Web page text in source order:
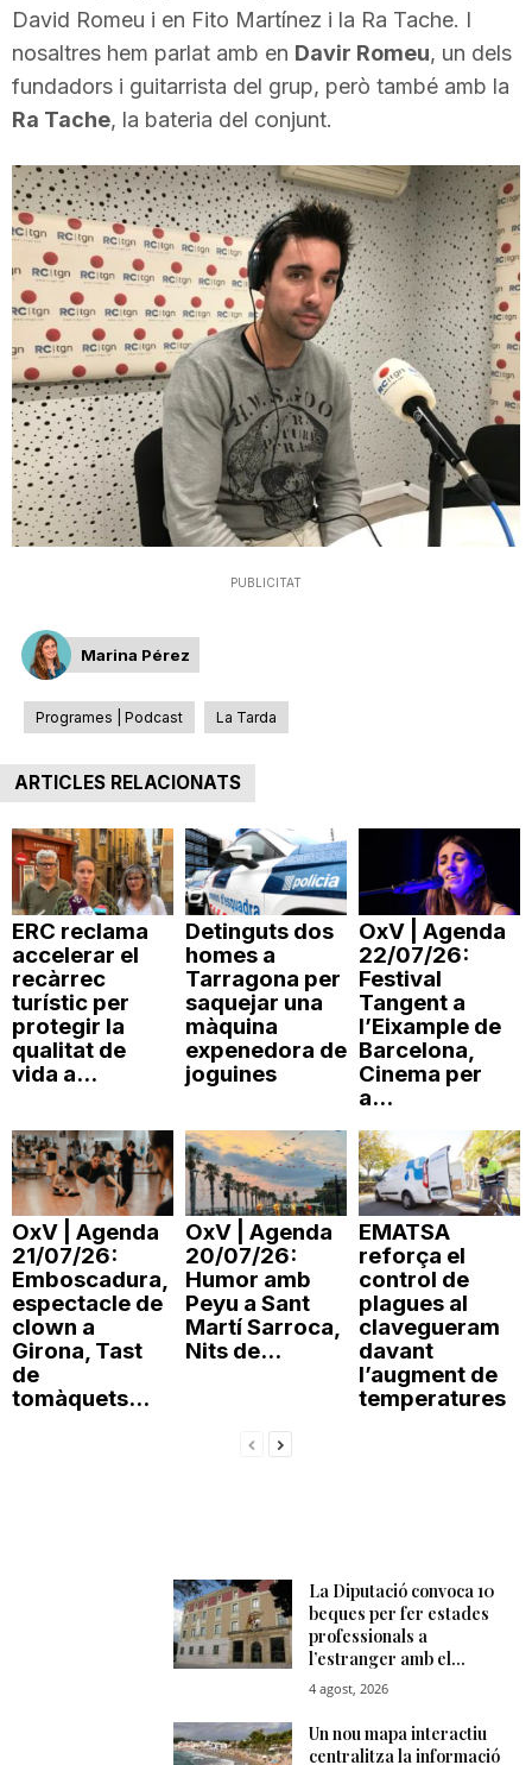
e
T
a
r
r
a
o
n
a
David Romeu i en Fito Martínez i la Ra Tache. I
nosaltres hem parlat amb en Davir Romeu, un dels
fundadors i guitarrista del grup, però també amb la
Ra Tache, la bateria del conjunt.
PUBLICITAT
Marina Pérez
Programes | Podcast La Tarda
ARTICLES RELACIONATS
ERC reclama
accelerar el
recàrrec
turístic per
protegir la
qualitat de
vida a...
Detinguts dos
homes a
Tarragona per
saquejar una
màquina
expenedora de
joguines
OxV | Agenda
22/07/26:
Festival
Tangent a
l’Eixample de
Barcelona,
Cinema per
a...
OxV | Agenda
21/07/26:
Emboscadura,
espectacle de
clown a
Girona, Tast
de
tomàquets...
OxV | Agenda
20/07/26:
Humor amb
Peyu a Sant
Martí Sarroca,
Nits de...
EMATSA
reforça el
control de
plagues al
clavegueram
davant
l’augment de
temperatures